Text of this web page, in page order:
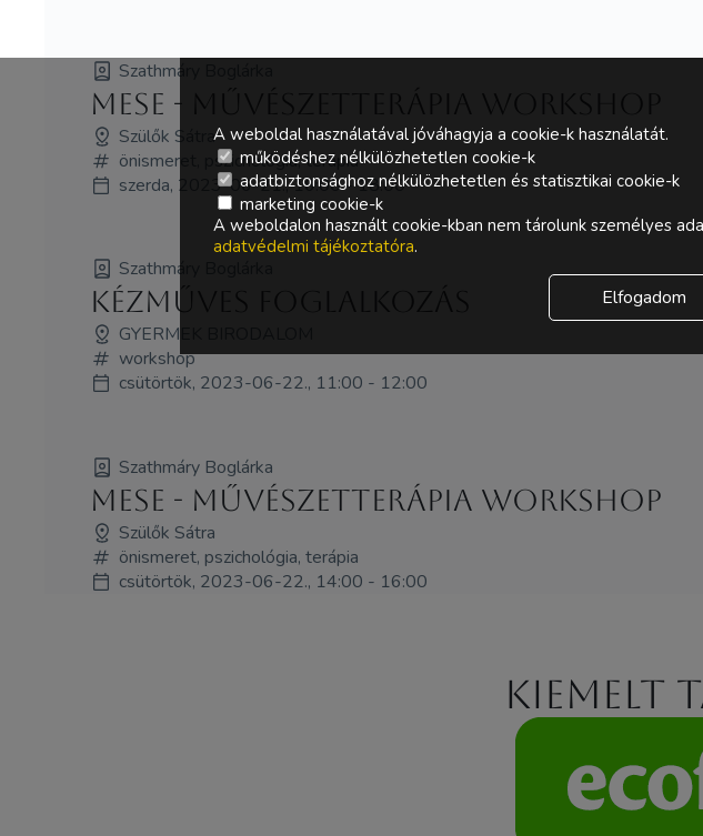
Szathmáry Boglárka
Mese - művészetterápia workshop
Szülők Sátra
önismeret, pszichológia, terápia
szerda, 2023-06-21., 16:00 - 18:00
Szathmáry Boglárka
Kézműves foglalkozás
GYERMEK BIRODALOM
workshop
csütörtök, 2023-06-22., 11:00 - 12:00
Szathmáry Boglárka
Mese - művészetterápia workshop
Szülők Sátra
önismeret, pszichológia, terápia
csütörtök, 2023-06-22., 14:00 - 16:00
Kiemelt
A weboldal használatával jóváhagyja a cookie-k használatát.
működéshez nélkülözhetetlen cookie-k
adatbiztonsághoz nélkülözhetetlen és statisztikai cookie-k
marketing cookie-k
A weboldalon használt cookie-kban nem tárolunk személyes
adatvédelmi tájékoztatóra.
Elfogadom